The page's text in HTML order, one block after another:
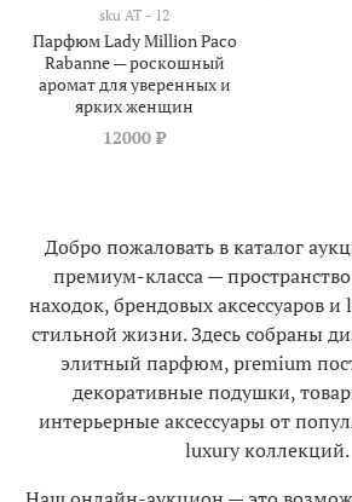
sku АТ - 12
Парфюм Lady Million Paco
Rabanne — роскошный
аромат для уверенных и
ярких женщин
12000 ₽
Добро пожаловать в каталог
премиум-класса —
находок, брендовых аксессуаров и
стильной жизни. Здесь собраны
элитный парфюм, premium
декоративные подушки,
интерьерные аксессуары от
luxury коллекций.